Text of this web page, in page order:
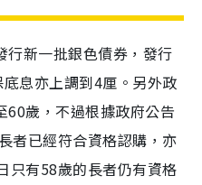
行新一批銀色債券，發行
息亦上調到4厘。另外政
60歲，不過根據政府公告
者已經符合資格認購，亦
只有58歲的長者仍有資格